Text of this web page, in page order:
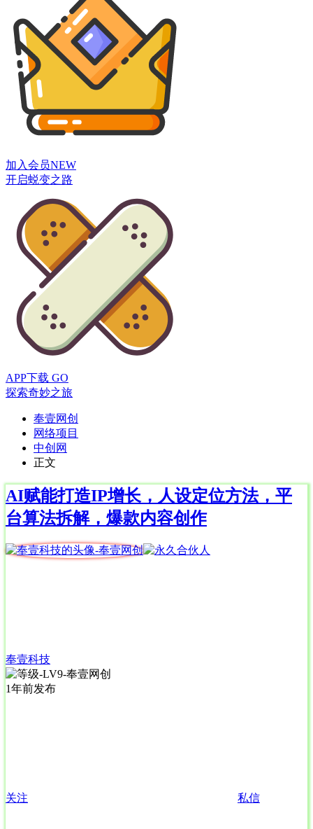
加入会员NEW
开启蜕变之路
APP下载 GO
探索奇妙之旅
奉壹网创
网络项目
中创网
正文
AI赋能打造IP增长，人设定位方法，平
台算法拆解，爆款内容创作
奉壹科技
1年前发布
关注 私信